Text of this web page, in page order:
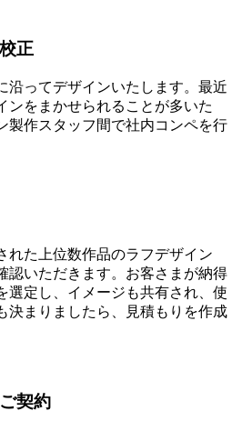
正
沿ってデザインいたします。最近
ンをまかせられることが多いた
製作スタッフ間で社内コンペを行
れた上位数作品のラフデザイン
認いただきます。お客さまが納得
選定し、イメージも共有され、使
決まりましたら、見積もりを作成
契約